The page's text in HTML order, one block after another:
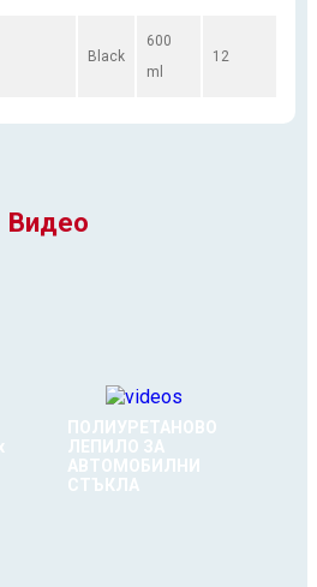
Black
600
ml
12
Видео
ПОЛИУРЕТАНОВО
ЛЕПИЛО ЗА
АВТОМОБИЛНИ
СТЪКЛА